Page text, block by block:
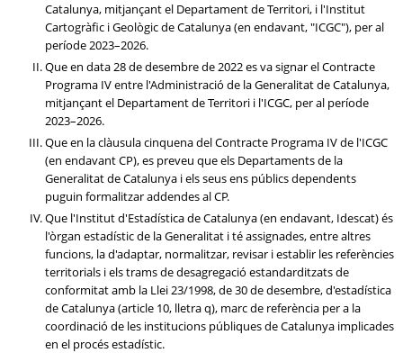
Catalunya, mitjançant el Departament de Territori, i l'Institut
Cartogràfic i Geològic de Catalunya (en endavant, "ICGC"), per al
període 2023–2026.
Que en data 28 de desembre de 2022 es va signar el Contracte
Programa IV entre l'Administració de la Generalitat de Catalunya,
mitjançant el Departament de Territori i l'ICGC, per al període
2023–2026.
Que en la clàusula cinquena del Contracte Programa IV de l'ICGC
(en endavant CP), es preveu que els Departaments de la
Generalitat de Catalunya i els seus ens públics dependents
puguin formalitzar addendes al CP.
Que l'Institut d'Estadística de Catalunya (en endavant, Idescat) és
l'òrgan estadístic de la Generalitat i té assignades, entre altres
funcions, la d'adaptar, normalitzar, revisar i establir les referències
territorials i els trams de desagregació estandarditzats de
conformitat amb la Llei 23/1998, de 30 de desembre, d'estadística
de Catalunya (article 10, lletra q), marc de referència per a la
coordinació de les institucions públiques de Catalunya implicades
en el procés estadístic.